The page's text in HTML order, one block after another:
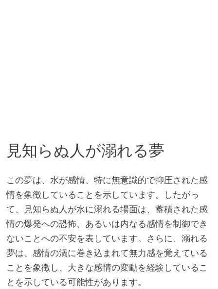
見知らぬ人が溺れる夢
この夢は、水が感情、特に無意識的で抑圧された感
情を象徴していることを示しています。したがっ
て、見知らぬ人が水に溺れる場面は、蓄積された感
情の爆発への恐怖、あるいは内なる感情を制御でき
ないことへの不安を表しています。さらに、溺れる
夢は、感情の渦に巻き込まれて無力感を覚えている
ことを象徴し、大きな感情の変動を経験しているこ
とを示している可能性があります。